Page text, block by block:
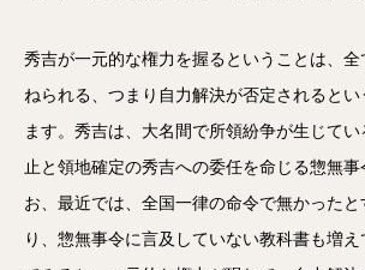
秀吉が一元的な権力を握るということは、
ねられる、つまり自力解決が否定されると
ます。秀吉は、大名間で所領紛争が生じて
止と領地確定の秀吉への委任を命じる惣無
お、最近では、全国一律の命令で無かった
り、惣無事令に言及していない教科書も増